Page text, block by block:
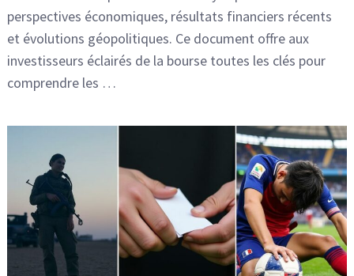
perspectives économiques, résultats financiers récents
et évolutions géopolitiques. Ce document offre aux
investisseurs éclairés de la bourse toutes les clés pour
comprendre les …